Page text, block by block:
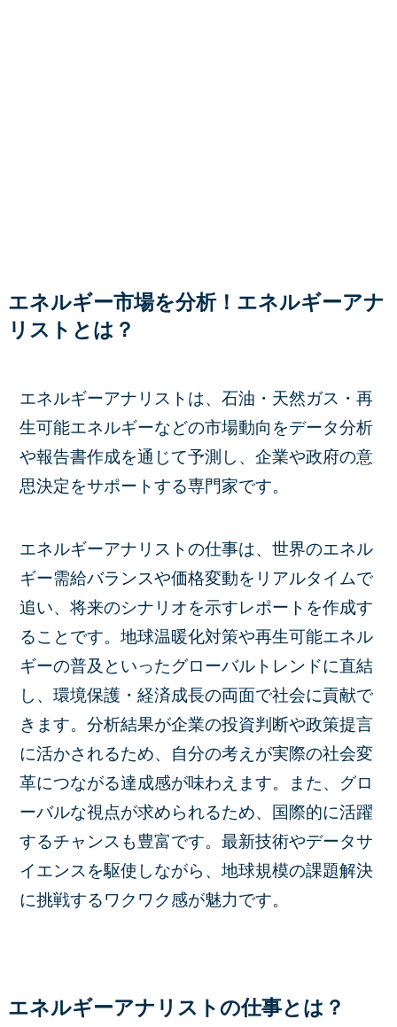
エネルギー市場を分析！エネルギーアナ
リストとは？
エネルギーアナリストは、石油・天然ガス・再
生可能エネルギーなどの市場動向をデータ分析
や報告書作成を通じて予測し、企業や政府の意
思決定をサポートする専門家です。
エネルギーアナリストの仕事は、世界のエネル
ギー需給バランスや価格変動をリアルタイムで
追い、将来のシナリオを示すレポートを作成す
ることです。地球温暖化対策や再生可能エネル
ギーの普及といったグローバルトレンドに直結
し、環境保護・経済成長の両面で社会に貢献で
きます。分析結果が企業の投資判断や政策提言
に活かされるため、自分の考えが実際の社会変
革につながる達成感が味わえます。また、グロ
ーバルな視点が求められるため、国際的に活躍
するチャンスも豊富です。最新技術やデータサ
イエンスを駆使しながら、地球規模の課題解決
に挑戦するワクワク感が魅力です。
エネルギーアナリストの仕事とは？